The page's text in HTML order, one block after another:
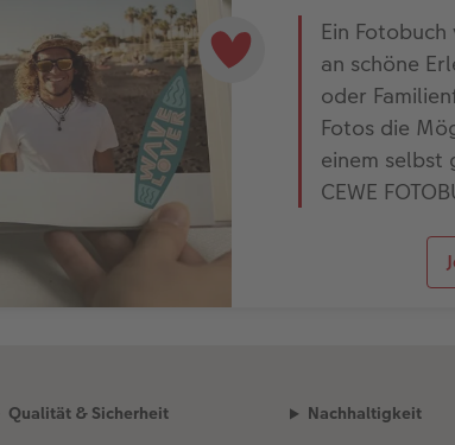
Ein
an schöne
oder
Fotos die
einem selbst
CEWE
Qualität & Sicherheit Nachhaltigkeit